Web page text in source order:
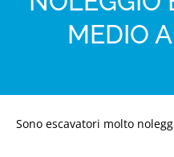
MEDIO
Sono escavatori molto